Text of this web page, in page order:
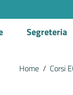
Segreteria
Home / Corsi